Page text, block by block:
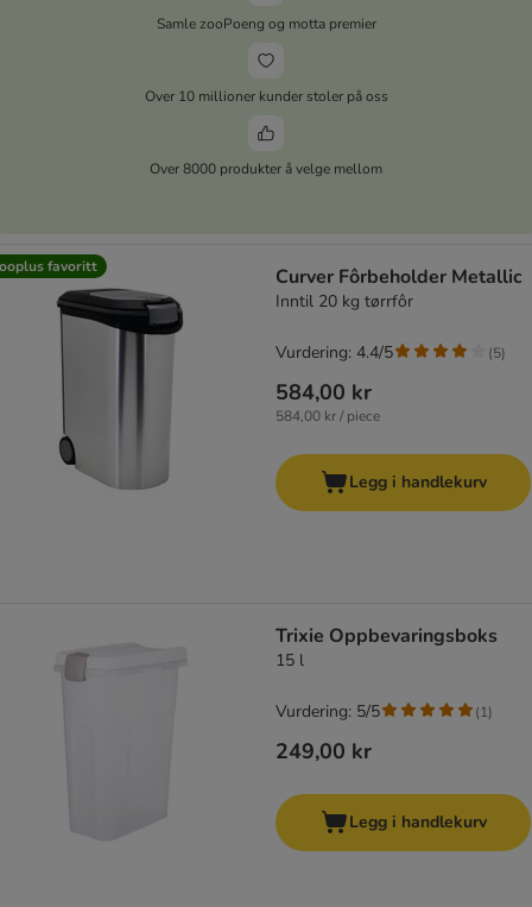
Samle zooPoeng og motta premier
Over 10 millioner kunder stoler på oss
Over 8000 produkter å velge mellom
favoritt Curver Fôrbeholder Metallic
Inntil 20 kg tørrfôr
584,00 kr
584,00 kr / piece
Vurdering: 4.4/5 (5)
Legg i handlekurv
Trixie Oppbevaringsboks
15 l
249,00 kr
Vurdering: 5/5 (1)
Legg i handlekurv